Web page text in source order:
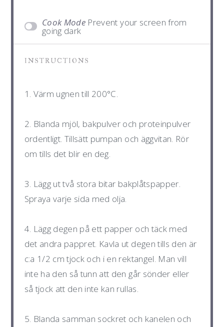
Cook Mode Prevent your screen from
going dark
INSTRUCTIONS
1. Värm ugnen till 200°C.
2. Blanda mjöl, bakpulver och proteinpulver
ordentligt. Tillsätt pumpan och äggvitan. Rör
om tills det blir en deg.
3. Lägg ut två stora bitar bakplåtspapper.
Spraya varje sida med olja.
4. Lägg degen på ett papper och täck med
det andra pappret. Kavla ut degen tills den är
c:a 1/2 cm tjock och i en rektangel. Man vill
inte ha den så tunn att den går sönder eller
så tjock att den inte kan rullas.
5. Blanda samman sockret och kanelen och